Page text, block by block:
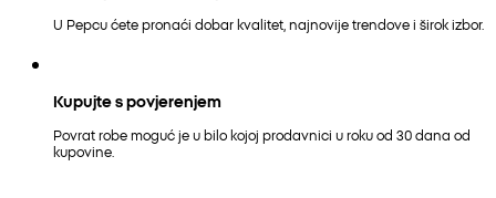
U Pepcu ćete pronaći dobar kvalitet, najnovije trendove i širok izbor.
Kupujte s povjerenjem
Povrat robe moguć je u bilo kojoj prodavnici u roku od 30 dana od
kupovine.